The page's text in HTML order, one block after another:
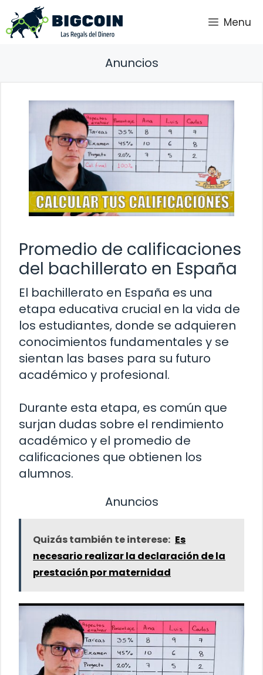
Saltar
al
contenido
Menu
Anuncios
Promedio de calificaciones
del bachillerato en España
El bachillerato en España es una
etapa educativa crucial en la vida de
los estudiantes, donde se adquieren
conocimientos fundamentales y se
sientan las bases para su futuro
académico y profesional.
Durante esta etapa, es común que
surjan dudas sobre el rendimiento
académico y el promedio de
calificaciones que obtienen los
alumnos.
Anuncios
Quizás también te interese: Es
necesario realizar la declaración de la
prestación por maternidad